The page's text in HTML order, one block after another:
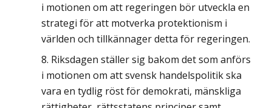
i motionen om att regeringen bör utveckla en
strategi för att motverka protektionism i
världen och tillkännager detta för regeringen.
Riksdagen ställer sig bakom det som anförs
i motionen om att svensk handelspolitik ska
vara en tydlig röst för demokrati, mänskliga